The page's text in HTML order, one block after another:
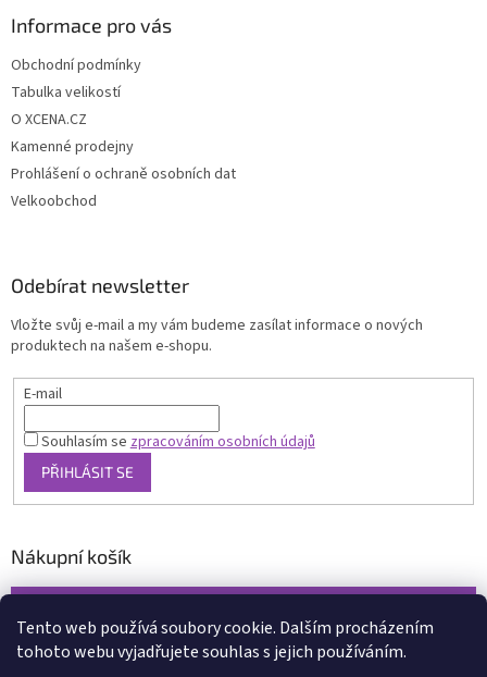
Tento web používá soubory cookie. Dalším procházením
tohoto webu vyjadřujete souhlas s jejich používáním.
Informace pro vás
Obchodní podmínky
Tabulka velikostí
O XCENA.CZ
Kamenné prodejny
Prohlášení o ochraně osobních dat
Velkoobchod
Odebírat newsletter
Vložte svůj e-mail a my vám budeme zasílat informace o nových
produktech na našem e-shopu.
E-mail
Souhlasím sezpracováním osobních údajů
PŘIHLÁSIT SE
Nákupní košík